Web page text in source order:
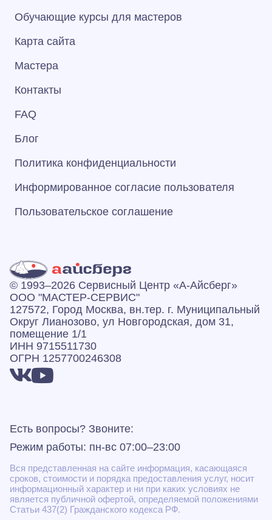
Обучающие курсы для мастеров
Карта сайта
Мастера
Контакты
FAQ
Блог
Политика конфиденциальности
Информированное согласие пользователя
Пользовательское соглашение
© 1993–2026 Сервисный Центр «А‑Айсберг»
ООО "МАСТЕР-СЕРВИС"
127572, Город Москва, вн.тер. г. Муниципальный
Округ Лианозово, ул Новгородская, дом 31,
помещение 1/1
ИНН 9715511730
ОГРН 1257700246308
Есть вопросы? Звоните:
Режим работы: пн-вс 07:00–23:00
Вся представленная на сайте информация, касающаяся
сроков, стоимости и порядка предоставления услуг, носит
информационный характер и ни при каких условиях не
является публичной офертой, определяемой положениями
Статьи 437(2) Гражданского кодекса РФ.